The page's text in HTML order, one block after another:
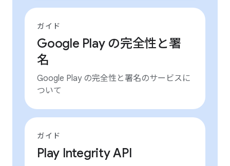
ガイド
Google Play の完全性と署
名
Google Play の完全性と署名のサービスに
ついて
ガイド
Play Integrity API